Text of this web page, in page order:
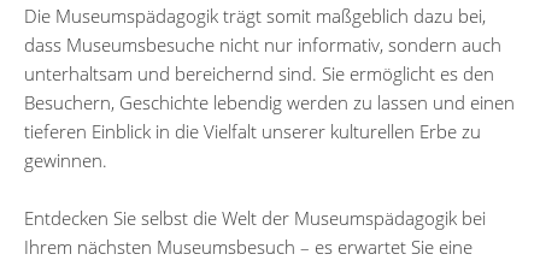
Die Museumspädagogik trägt somit maßgeblich dazu bei,
dass Museumsbesuche nicht nur informativ, sondern auch
unterhaltsam und bereichernd sind. Sie ermöglicht es den
Besuchern, Geschichte lebendig werden zu lassen und einen
tieferen Einblick in die Vielfalt unserer kulturellen Erbe zu
gewinnen.
Entdecken Sie selbst die Welt der Museumspädagogik bei
Ihrem nächsten Museumsbesuch – es erwartet Sie eine